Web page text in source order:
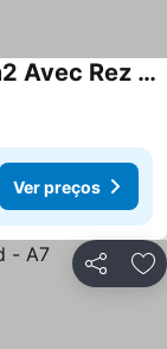
Joli Duplex Cocooning De 100m2 Avec Rez De Jardin
Ver preços
Partilhar